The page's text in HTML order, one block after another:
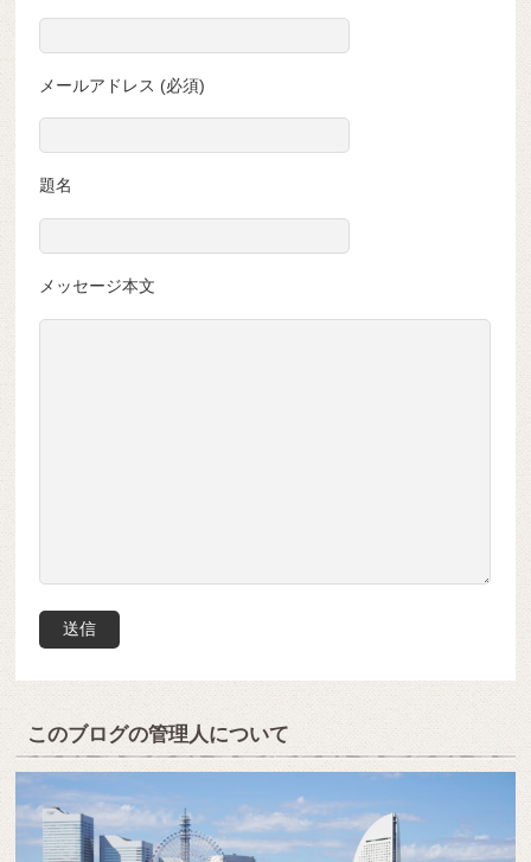
メールアドレス (必須)
題名
メッセージ本文
このブログの管理人について